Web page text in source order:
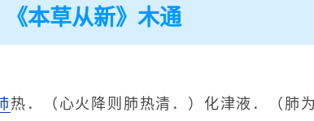
《本草从新》木通
热．（心火降则肺热清．）化津液．（肺